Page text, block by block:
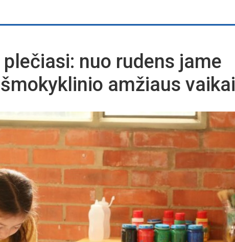
nuo rudens jame
amžiaus vaikai